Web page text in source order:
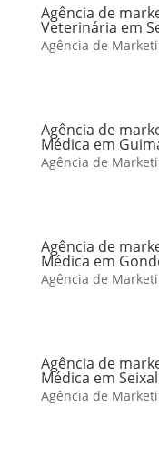
Agência de
Veterinária em
Agência de
Agência de
Médica em
Agência de
Agência de
Médica em
Agência de
Agência de
Médica em Seixal
Agência de